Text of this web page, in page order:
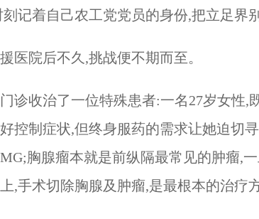
记着自己农工党党员的身份,把立足界
医院后不久,挑战便不期而至。
诊收治了一位特殊患者:一名27岁女性
控制症状,但终身服药的需求让她迫切
胸腺瘤本就是前纵隔最常见的肿瘤,
,手术切除胸腺及肿瘤,是最根本的治疗方